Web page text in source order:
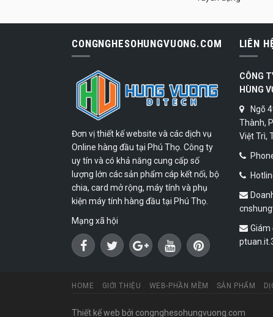
CONGNGHESOHUNGVUONG.COM
Đơn vị thiết kế website và các dịch vụ
Online hàng đầu tại Phú Thọ. Công ty
uy tín và có khả năng cung cấp số
lượng lớn các sản phẩm cáp kết nối, bộ
chia, card mở rộng, máy tính và phụ
kiện máy tính hàng đầu tại Phú Thọ.
Mạng xã hội
LIÊN
CÔNG
HÙNG
Ngõ
Thành,
Việt Trì,
Giám
HOME GIỚI THIỆU WEB-PHẦN MỀM SẢN PHẨM
Thiết kế web bởi congnghesohungvuong.com